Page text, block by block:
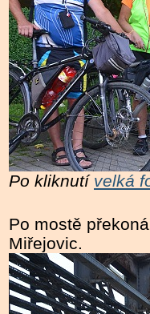
Po kliknutí velká
Po mostě
Miřejovic.